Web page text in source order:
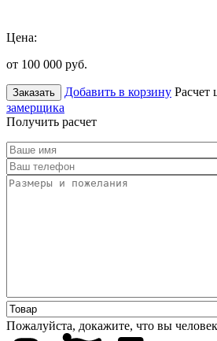
Цена:
от 100 000 руб.
Заказать Добавить в корзину Расчет
замерщика
Получить расчет
Пожалуйста, докажите, что вы